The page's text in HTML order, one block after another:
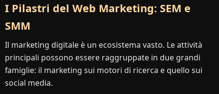
I Pilastri del Web Marketing: SEM e
SMM
Il marketing digitale è un ecosistema vasto. Le attività
principali possono essere raggruppate in due grandi
famiglie: il marketing sui motori di ricerca e quello sui
social media.